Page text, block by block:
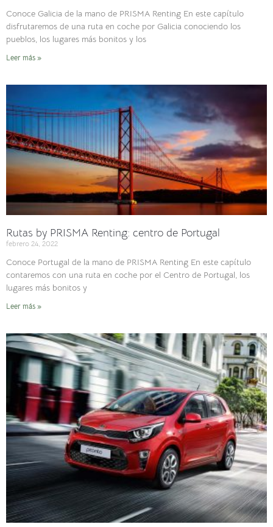
Conoce Galicia de la mano de PRISMA Renting En este capítulo
disfrutaremos de una ruta en coche por Galicia conociendo los
pueblos, los lugares más bonitos y los
Leer más »
Rutas by PRISMA Renting: centro de Portugal
febrero 24, 2022
Conoce Portugal de la mano de PRISMA Renting En este capítulo
contaremos con una ruta en coche por el Centro de Portugal, los
lugares más bonitos y
Leer más »